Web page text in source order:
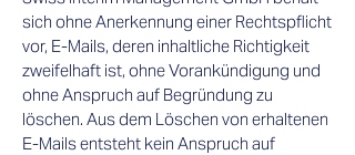
sich ohne Anerkennung einer Rechtspflicht
vor, E-Mails, deren inhaltliche Richtigkeit
zweifelhaft ist, ohne Vorankündigung und
ohne Anspruch auf Begründung zu
löschen. Aus dem Löschen von erhaltenen
E-Mails entsteht kein Anspruch auf